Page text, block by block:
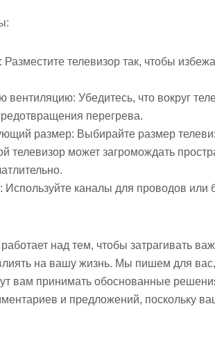
телевизор так, чтобы
вентиляцию: Убедитесь, что вокруг
перегрева.
размер: Выбирайте размер
телевизор может загромождать
каналы для проводов или
над тем, чтобы затрагивать
на вашу жизнь. Мы пишем для
вам принимать обоснованные
и предложений, поскольку